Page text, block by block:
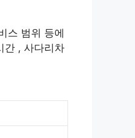
스 범위 등에
간 , 사다리차